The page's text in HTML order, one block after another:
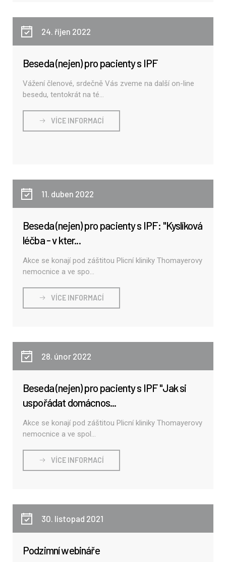
24. říjen 2022
Beseda (nejen) pro pacienty s IPF
Vážení členové, srdečně Vás zveme na další on-line
besedu, tentokrát na té...
VÍCE INFORMACÍ
11. duben 2022
Beseda (nejen) pro pacienty s IPF: "Kyslíková
léčba - v kter...
Akce se konají pod záštitou Plicní kliniky Thomayerovy
nemocnice a ve spo...
VÍCE INFORMACÍ
28. únor 2022
Beseda (nejen) pro pacienty s IPF "Jak si
uspořádat domácnos...
Akce se konají pod záštitou Plicní kliniky Thomayerovy
nemocnice a ve spol...
VÍCE INFORMACÍ
30. listopad 2021
Podzimní webináře